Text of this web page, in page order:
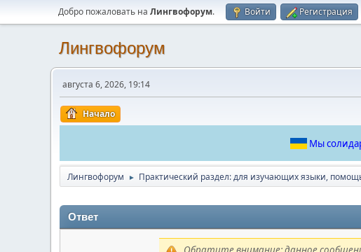
Добро пожаловать на Лингвофорум. Войти Регистрация
Лингвофорум
августа 6, 2026, 19:14
Начало
Мы
Лингвофорум ► Практический раздел: для изучающих языки,
Ответ